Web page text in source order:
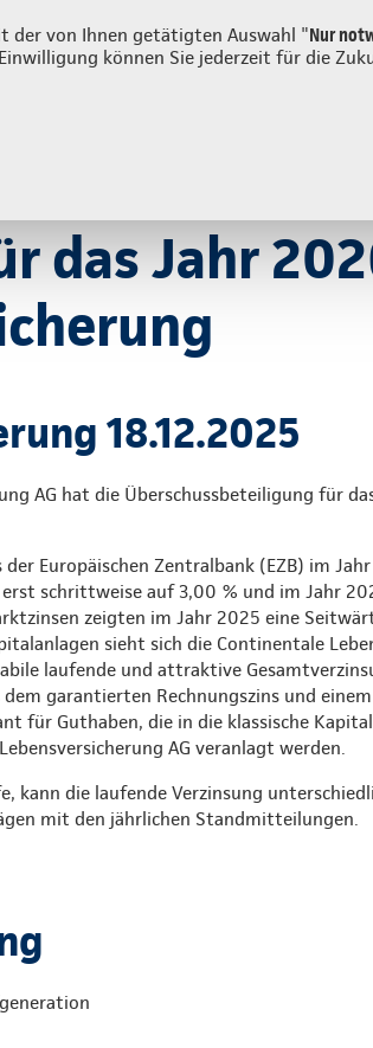
der von Ihnen getätigten Auswahl "Nur
können Sie jederzeit für die
das Jahr
18.12.2025
AG hat die Überschussbeteiligung für
Europäischen Zentralbank (EZB) im
schrittweise auf 3,00 % und im Jahr
zeigten im Jahr 2025 eine
sieht sich die Continentale
laufende und attraktive
garantierten Rechnungszins und
für Guthaben, die in die klassische
AG veranlagt werden.
kann die laufende Verzinsung
mit den jährlichen Standmitteilungen.